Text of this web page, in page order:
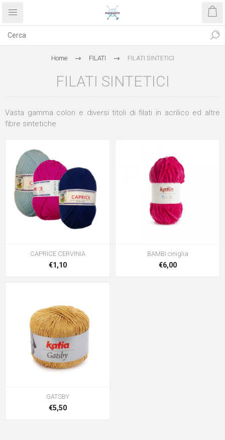
Home FILATI FILATI SINTETICI
FILATI SINTETICI
Vasta gamma colori e diversi titoli di filati in acrilico ed altre
fibre sintetiche
CAPRICE CERVINIA
€1,10
BAMBI ciniglia
€6,00
GATSBY
€5,50